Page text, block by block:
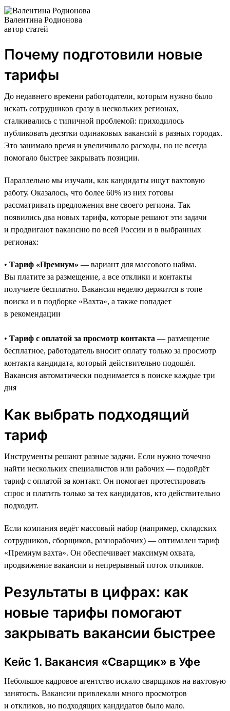
Валентина Родионова
автор статей
Почему подготовили новые
тарифы
До недавнего времени работодатели, которым нужно было
искать сотрудников сразу в нескольких регионах,
сталкивались с типичной проблемой: приходилось
публиковать десятки одинаковых вакансий в разных городах.
Это занимало время и увеличивало расходы, но не всегда
помогало быстрее закрывать позиции.
Параллельно мы изучали, как кандидаты ищут вахтовую
работу. Оказалось, что более 60% из них готовы
рассматривать предложения вне своего региона. Так
появились два новых тарифа, которые решают эти задачи
и продвигают вакансию по всей России и в выбранных
регионах:
• Тариф «Премиум» — вариант для массового найма.
Вы платите за размещение, а все отклики и контакты
получаете бесплатно. Вакансия неделю держится в топе
поиска и в подборке «Вахта», а также попадает
в рекомендации
• Тариф с оплатой за просмотр контакта — размещение
бесплатное, работодатель вносит оплату только за просмотр
контакта кандидата, который действительно подошёл.
Вакансия автоматически поднимается в поиске каждые три
дня
Как выбрать подходящий
тариф
Инструменты решают разные задачи. Если нужно точечно
найти нескольких специалистов или рабочих — подойдёт
тариф с оплатой за контакт. Он помогает протестировать
спрос и платить только за тех кандидатов, кто действительно
подходит.
Если компания ведёт массовый набор (например, складских
сотрудников, сборщиков, разнорабочих) — оптимален тариф
«Премиум вахта». Он обеспечивает максимум охвата,
продвижение вакансии и непрерывный поток откликов.
Результаты в цифрах: как
новые тарифы помогают
закрывать вакансии быстрее
Кейс 1. Вакансия «Сварщик» в Уфе
Небольшое кадровое агентство искало сварщиков на вахтовую
занятость. Вакансии привлекали много просмотров
и откликов, но подходящих кандидатов было мало.